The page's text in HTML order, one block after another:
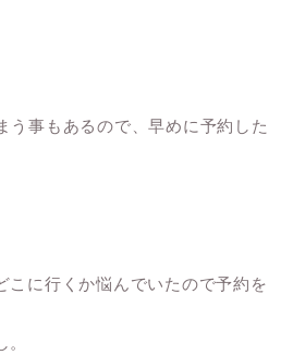
う事もあるので、早めに予約した
こに行くか悩んでいたので予約を